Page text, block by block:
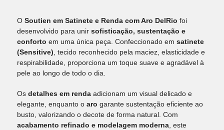
O Soutien em Satinete e Renda com Aro DelRio foi
desenvolvido para unir sofisticação, sustentação e
conforto em uma única peça. Confeccionado em satinete
(Sensitive), tecido reconhecido pela maciez, elasticidade e
respirabilidade, proporciona um toque suave e agradável à
pele ao longo de todo o dia.
Os detalhes em renda adicionam um visual delicado e
elegante, enquanto o aro garante sustentação eficiente ao
busto, valorizando o decote de forma natural. Com
acabamento refinado e modelagem moderna, este